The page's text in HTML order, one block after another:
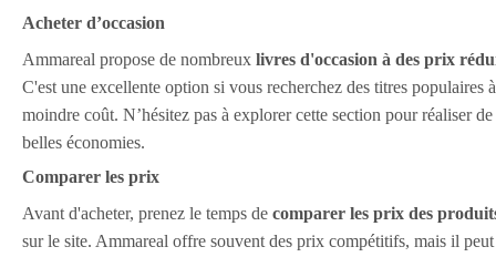
Acheter d’occasion
Ammareal propose de nombreux livres d'occasion à des prix
C'est une excellente option si vous recherchez des titres populaires à
moindre coût. N’hésitez pas à explorer cette section pour réaliser de
belles économies.
Comparer les prix
Avant d'acheter, prenez le temps de comparer les prix des
sur le site. Ammareal offre souvent des prix compétitifs, mais il peut